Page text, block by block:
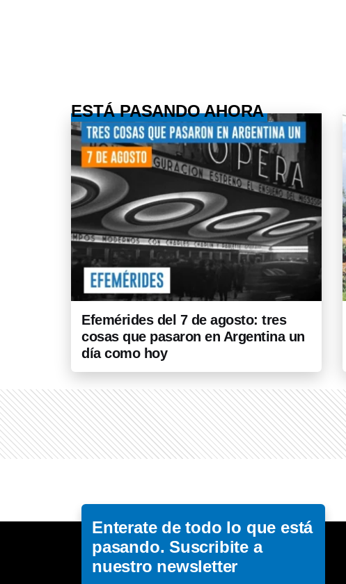
ESTÁ PASANDO AHORA
Efemérides del 7 de agosto: tres
cosas que pasaron en Argentina un
día como hoy
Enterate de todo lo que está
pasando. Suscribite a
nuestro newsletter